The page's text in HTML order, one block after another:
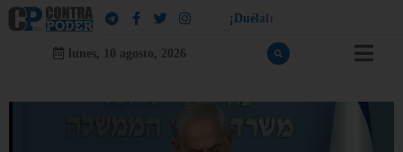
¡ Dué a e
lunes, 10 agosto, 2026